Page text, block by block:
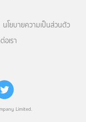
Limited.
นโยบายความเป็นส่วนตัว
อเรา